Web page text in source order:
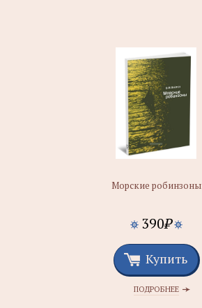
Морские робинзоны
390₽
Купить
ПОДРОБНЕЕ